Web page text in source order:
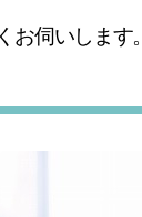
伺いします。